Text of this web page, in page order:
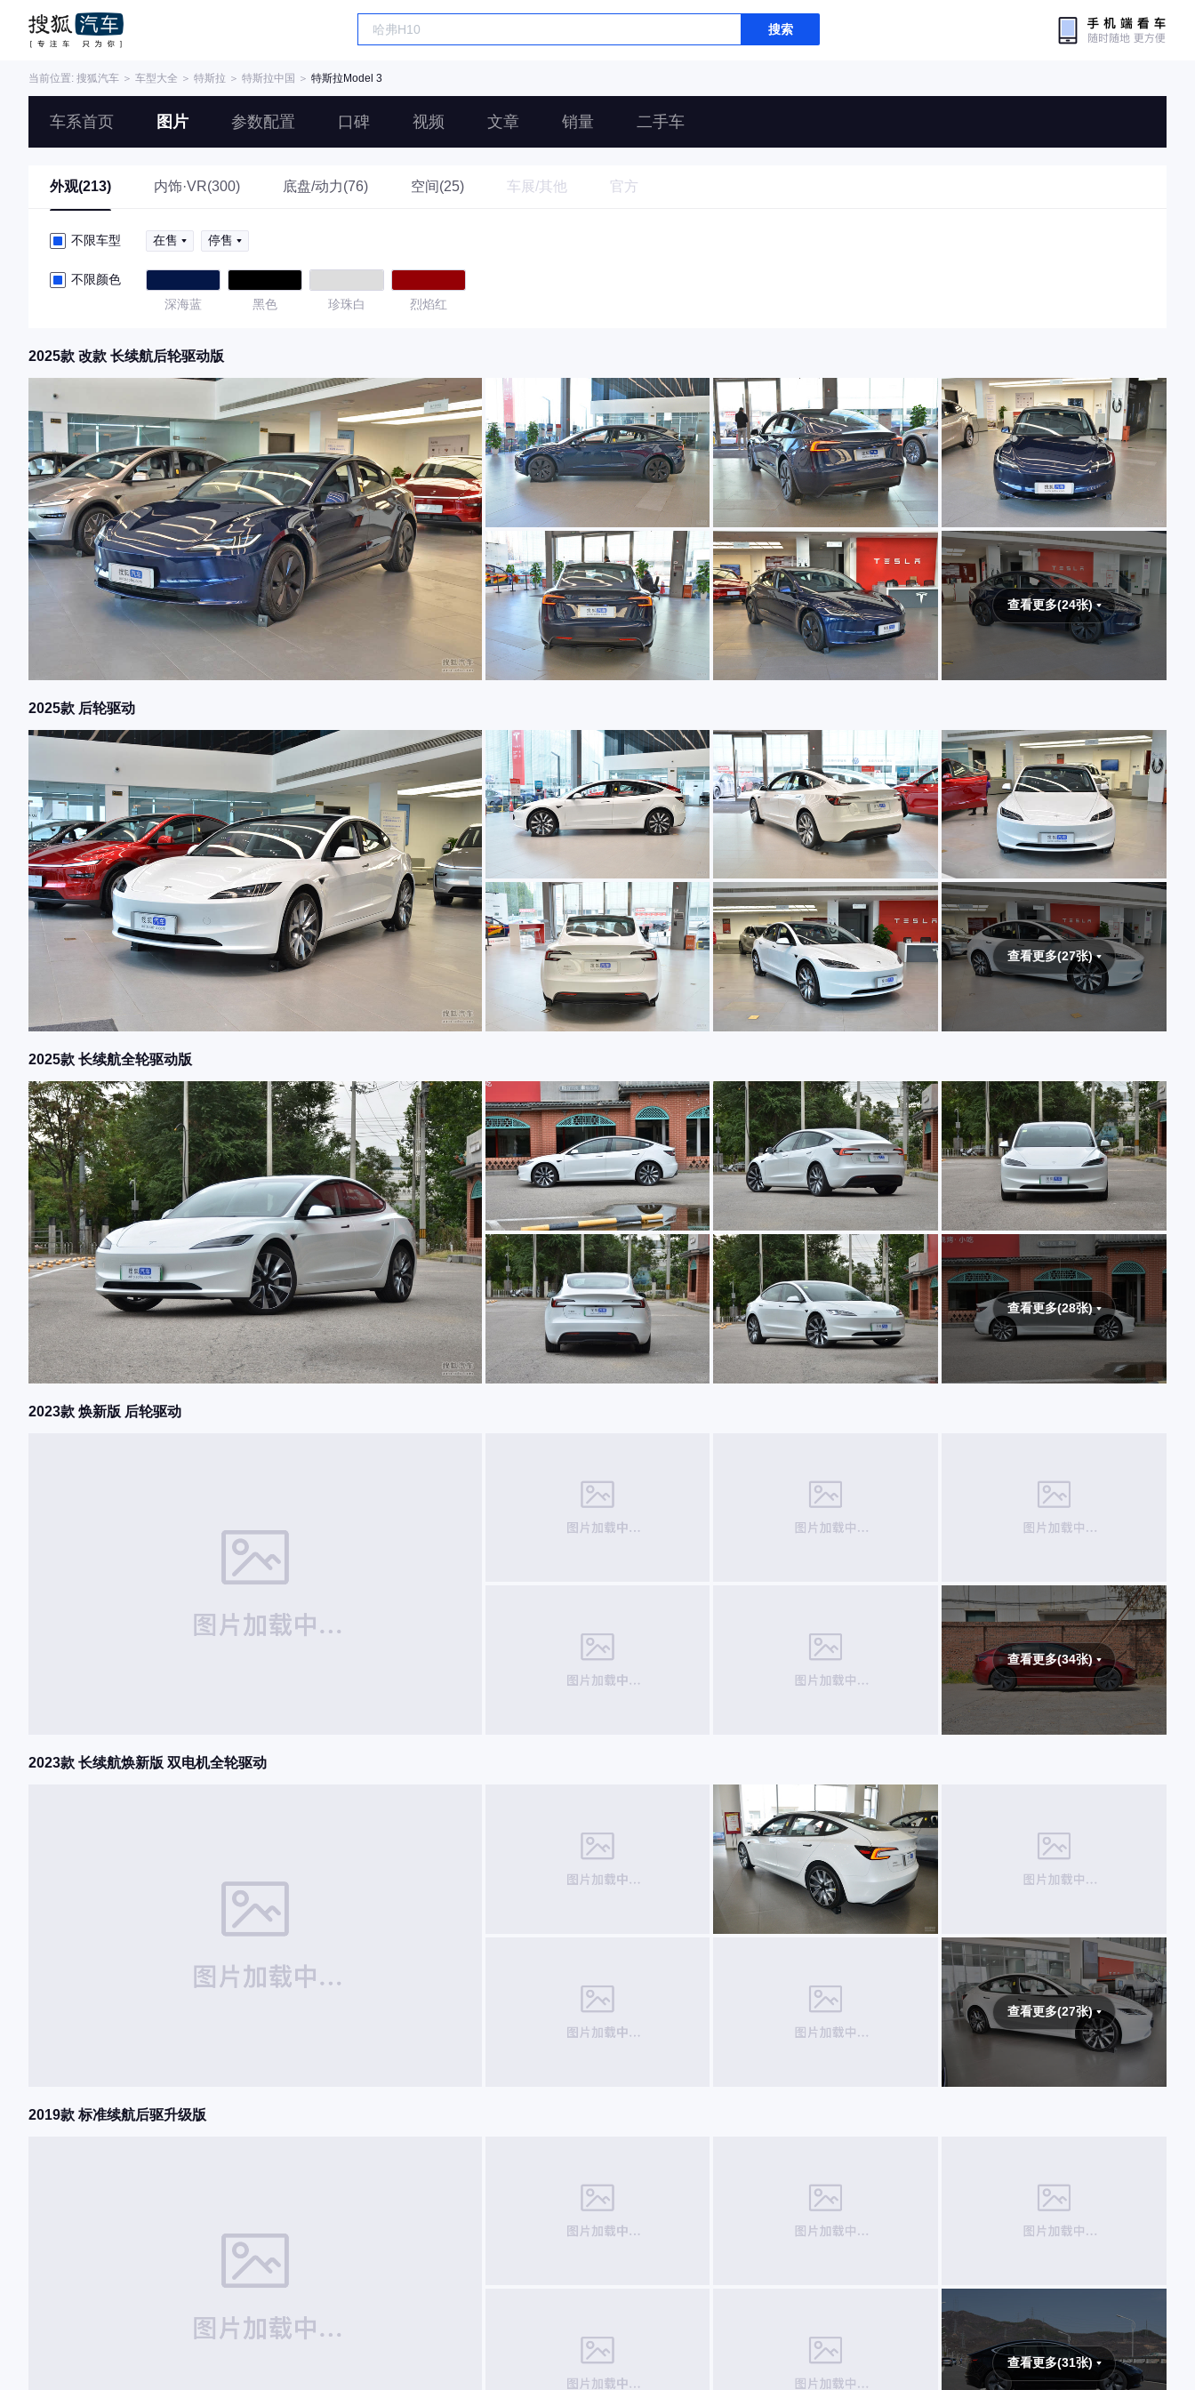
搜索
当前位置: 搜狐汽车 ＞ 车型大全 ＞ 特斯拉 ＞ 特斯拉中国 ＞ 特斯拉Model 3
车系首页 图片 参数配置 口碑 视频 文章 销量 二手车
外观(213) 内饰·VR(300) 底盘/动力(76) 空间(25) 车展/其他 官方
不限车型 在售 停售
不限颜色
深海蓝
黑色 珍珠白 烈焰红
2025款 改款 长续航后轮驱动版
查看更多(24张)
2025款 后轮驱动
查看更多(27张)
2025款 长续航全轮驱动版
查看更多(28张)
2023款 焕新版 后轮驱动
查看更多(34张)
2023款 长续航焕新版 双电机全轮驱动
查看更多(27张)
2019款 标准续航后驱升级版
查看更多(31张)